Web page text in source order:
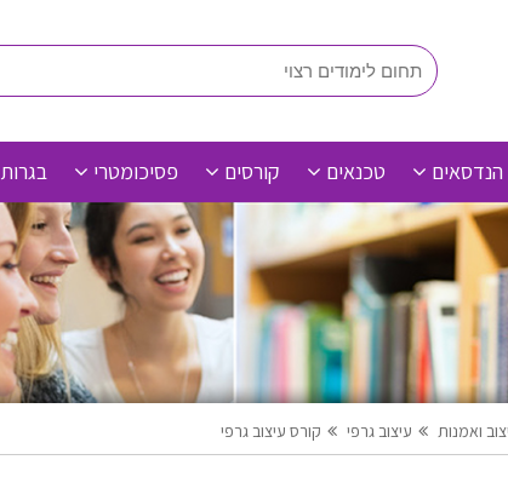
הנדסאים טכנאים קורסים פסיכומטרי בגרות
ואמנות עיצוב גרפי קורס עיצוב גרפי